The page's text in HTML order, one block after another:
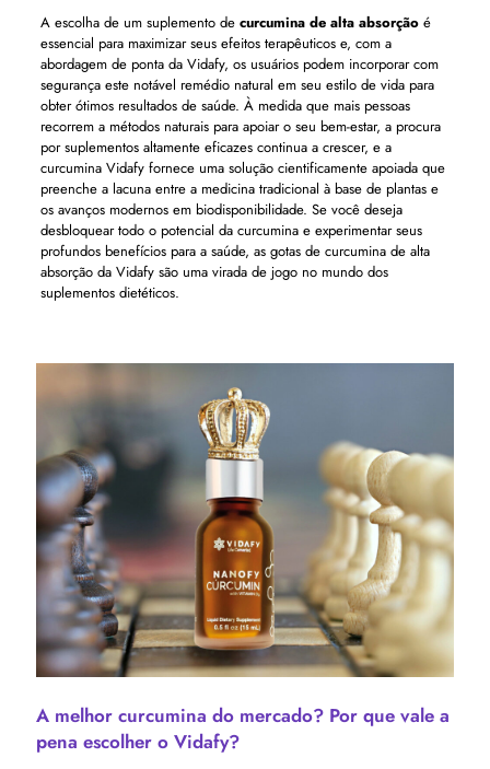
A escolha de um suplemento de curcumina de alta absorçãoé
essencial para maximizar seus efeitos terapêuticos e, com a
abordagem de ponta da Vidafy, os usuários podem incorporar com
segurança este notável remédio natural em seu estilo de vida para
obter ótimos resultados de saúde. À medida que mais pessoas
recorrem a métodos naturais para apoiar o seu bem-estar, a procura
por suplementos altamente eficazes continua a crescer, e a
curcumina Vidafy fornece uma solução cientificamente apoiada que
preenche a lacuna entre a medicina tradicional à base de plantas e
os avanços modernos em biodisponibilidade. Se você deseja
desbloquear todo o potencial da curcumina e experimentar seus
profundos benefícios para a saúde, as gotas de curcumina de alta
absorção da Vidafy são uma virada de jogo no mundo dos
suplementos dietéticos.
A melhor curcumina do mercado? Por que vale a
pena escolher o Vidafy?